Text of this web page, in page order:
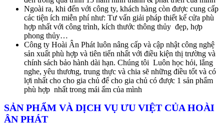
Ngoài ra, khi đến với công ty, khách hàng còn được cung cấp
các tiện ích miễn phí như: Tư vấn giải pháp thiết kế cửa phù
hợp nhất với công trình, kích thước thông thủy đẹp, hợp
phong thủy…
Công ty Hoài Ân Phát luôn nâng cấp và cập nhật công nghệ
sản xuất phù hợp và tiên tiến nhất với điều kiện thị trường và
chính sách bảo hành dài hạn. Chúng tôi Luôn học hỏi, lắng
nghe, yêu thương, trung thực và chia sẽ những điều tốt và có
lợi nhất cho cho gia chủ để cho gia chủ có được 1 sản phẩm
phù hợp nhất trong mái ấm của mình
SẢN PHẨM VÀ DỊCH VỤ ƯU VIỆT CỦA HOÀI
ÂN PHÁT